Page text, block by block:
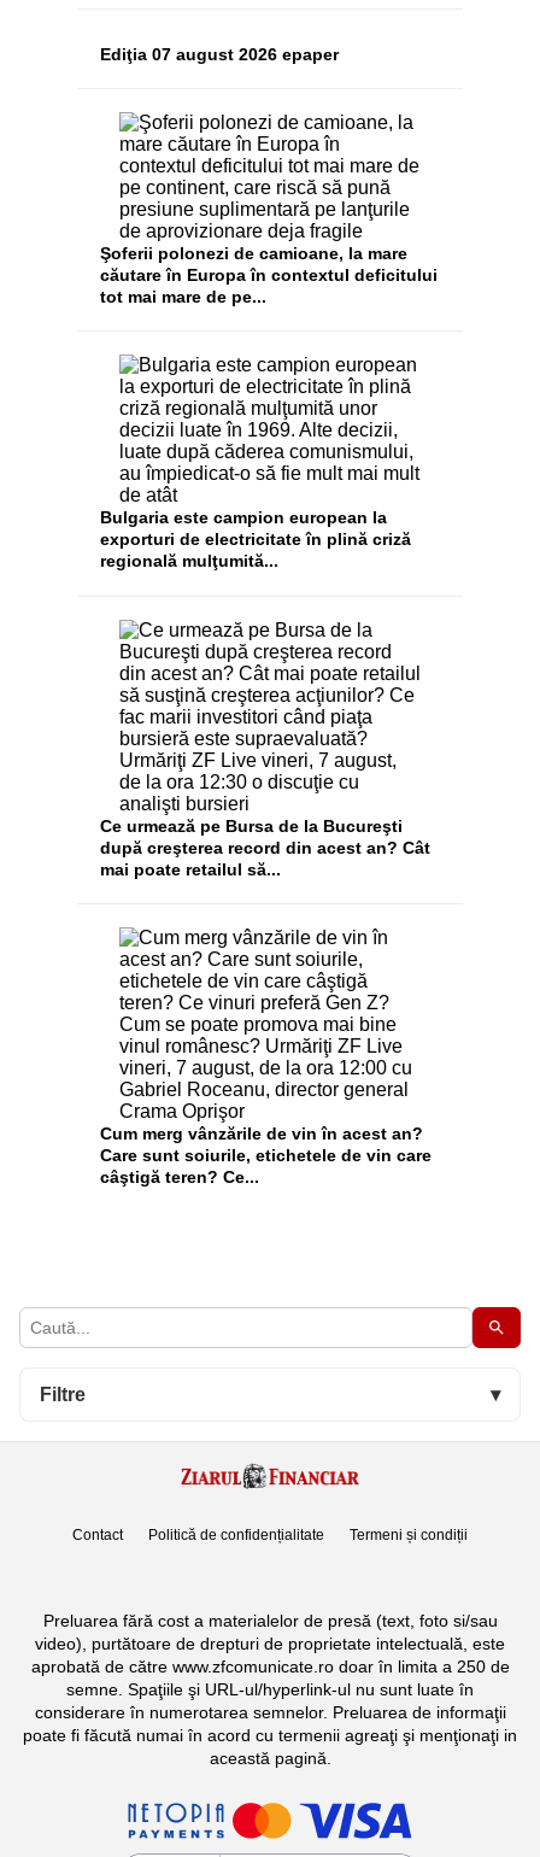
Filtre ▾
Ediţia 07 august 2026 epaper
Şoferii polonezi de camioane, la mare
căutare în Europa în contextul deficitului
tot mai mare de pe...
Bulgaria este campion european la
exporturi de electricitate în plină criză
regională mulţumită...
Ce urmează pe Bursa de la Bucureşti
după creşterea record din acest an? Cât
mai poate retailul să...
Cum merg vânzările de vin în acest an?
Care sunt soiurile, etichetele de vin care
câştigă teren? Ce...
Contact Politică de confidențialitate Termeni și condiții
Preluarea fără cost a materialelor de presă (text, foto si/sau
video), purtătoare de drepturi de proprietate intelectuală, este
aprobată de către www.zfcomunicate.ro doar în limita a 250 de
semne. Spaţiile şi URL-ul/hyperlink-ul nu sunt luate în
considerare în numerotarea semnelor. Preluarea de informaţii
poate fi făcută numai în acord cu termenii agreaţi şi menţionaţi in
această pagină.